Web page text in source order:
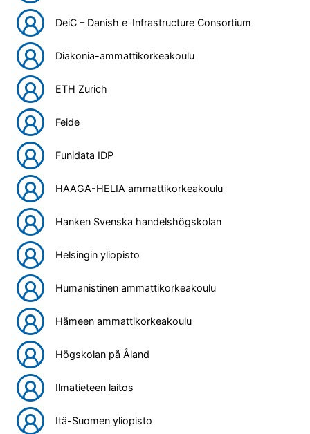
DeiC – Danish e-Infrastructure Consortium
Diakonia-ammattikorkeakoulu
ETH Zurich
Feide
Funidata IDP
HAAGA-HELIA ammattikorkeakoulu
Hanken Svenska handelshögskolan
Helsingin yliopisto
Humanistinen ammattikorkeakoulu
Hämeen ammattikorkeakoulu
Högskolan på Åland
Ilmatieteen laitos
Itä-Suomen yliopisto